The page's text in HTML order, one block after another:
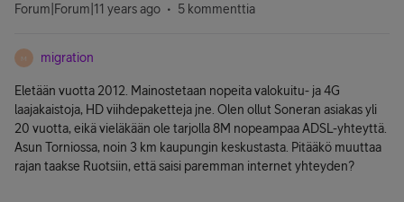
Forum|Forum|11 years ago 5 kommenttia
M migration
Eletään vuotta 2012. Mainostetaan nopeita valokuitu- ja 4G
laajakaistoja, HD viihdepaketteja jne. Olen ollut Soneran asiakas yli
20 vuotta, eikä vieläkään ole tarjolla 8M nopeampaa ADSL-yhteyttä.
Asun Torniossa, noin 3 km kaupungin keskustasta. Pitääkö muuttaa
rajan taakse Ruotsiin, että saisi paremman internet yhteyden?